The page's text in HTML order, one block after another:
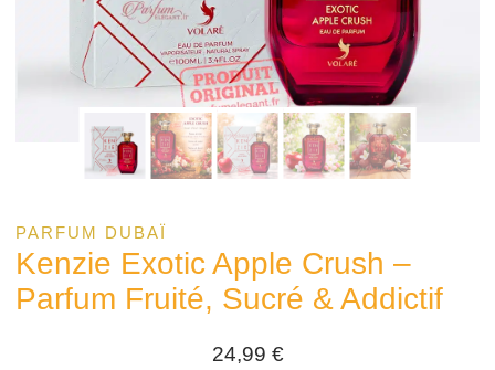
PARFUM DUBAÏ
Kenzie Exotic Apple Crush –
Parfum Fruité, Sucré & Addictif
24,99 €